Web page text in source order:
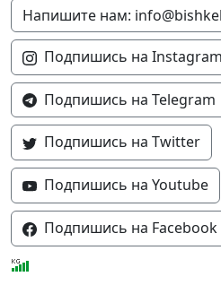
Напишите нам:
Подпишись на Instagram
Подпишись на Telegram
Подпишись на Twitter
Подпишись на Youtube
Подпишись на Facebook